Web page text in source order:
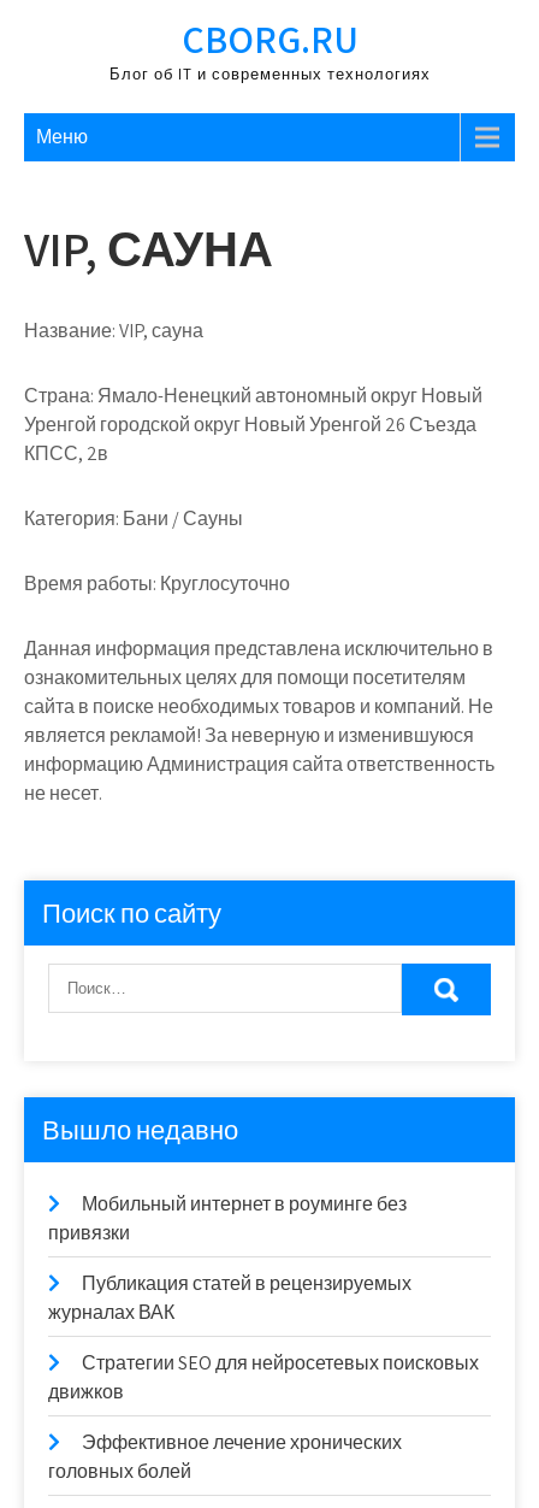
содержимому
CBORG.RU
Блог об IT и современных технологиях
Меню
VIP, САУНА
Название:VIP, сауна
Страна: Ямало-Ненецкий автономный округ Новый
Уренгой городской округ Новый Уренгой 26 Съезда
КПСС, 2в
Категория: Бани / Сауны
Время работы: Круглосуточно
Данная информация представлена исключительно в
ознакомительных целях для помощи посетителям
сайта в поиске необходимых товаров и компаний. Не
является рекламой! За неверную и изменившуюся
информацию Администрация сайта ответственность
не несет.
Поиск по сайту
Вышло недавно
Мобильный интернет в роуминге без
привязки
Публикация статей в рецензируемых
журналах ВАК
Стратегии SEO для нейросетевых поисковых
движков
Эффективное лечение хронических
головных болей